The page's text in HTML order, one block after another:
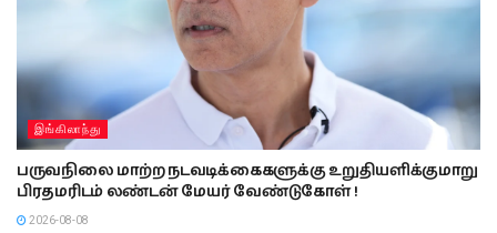
இங்கிலாந்து
பருவநிலை மாற்ற நடவடிக்கைகளுக்கு உறுதியளிக்குமாறு
பிரதமரிடம் லண்டன் மேயர் வேண்டுகோள் !
2026-08-08